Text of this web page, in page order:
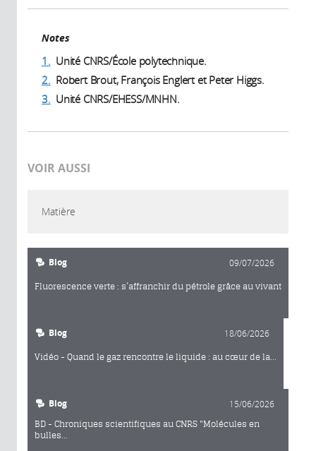
Notes
1. Unité CNRS/École polytechnique.
2. Robert Brout, François Englert et Peter Higgs.
3. Unité CNRS/EHESS/MNHN.
VOIR AUSSI
Matière
Blog 09/07/2026
Fluorescence verte : s’affranchir du pétrole grâce au vivant
Blog 18/06/2026
Vidéo - Quand le gaz rencontre le liquide : au cœur de la...
Blog 15/06/2026
BD - Chroniques scientifiques au CNRS "Molécules en
bulles...